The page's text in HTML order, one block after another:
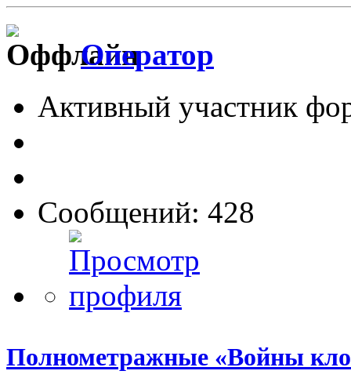
Оператор
Активный участник
Сообщений: 428
Полнометражные «Войны